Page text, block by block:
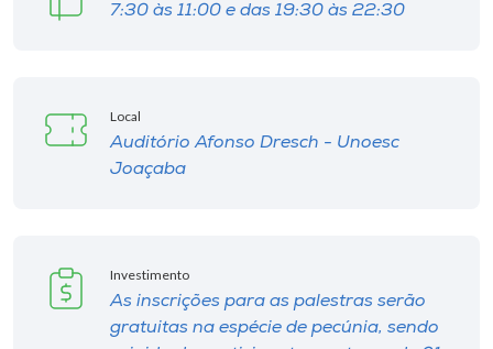
7:30 às 11:00 e das 19:30 às 22:30
Local
Auditório Afonso Dresch - Unoesc
Joaçaba
Investimento
As inscrições para as palestras serão
gratuitas na espécie de pecúnia, sendo